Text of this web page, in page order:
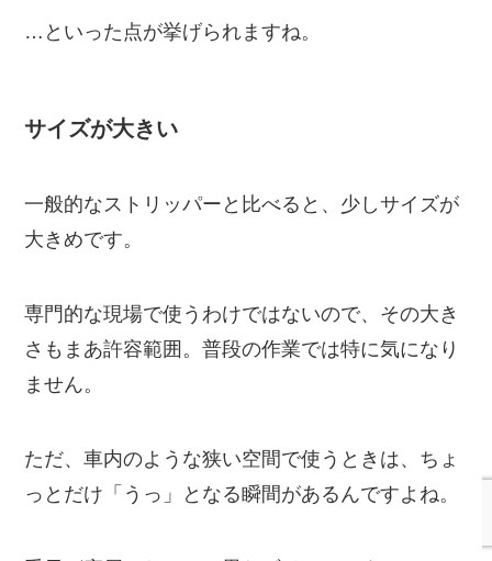
…といった点が挙げられますね。
サイズが大きい
一般的なストリッパーと比べると、少しサイズが
大きめです。
専門的な現場で使うわけではないので、その大き
さもまあ許容範囲。普段の作業では特に気になり
ません。
ただ、車内のような狭い空間で使うときは、ちょ
っとだけ「うっ」となる瞬間があるんですよね。